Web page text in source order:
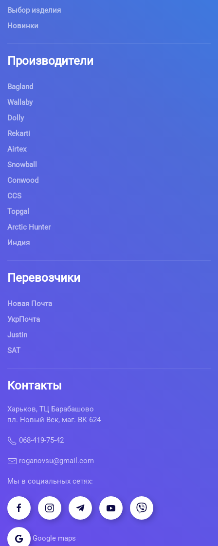
Выбор изделия
Новинки
Производители
Bagland
Wallaby
Dolly
Rekarti
Airtex
Snowball
Conwood
CCS
Topgal
Arctic Hunter
Индия
Перевозчики
Новая Почта
УкрПочта
Justin
SAT
Контакты
Харьков, ТЦ Барабашово
пл. Новый Век, маг. ВК 624
068-419-75-42
roganovsu@gmail.com
Мы в социальных сетях:
Google maps